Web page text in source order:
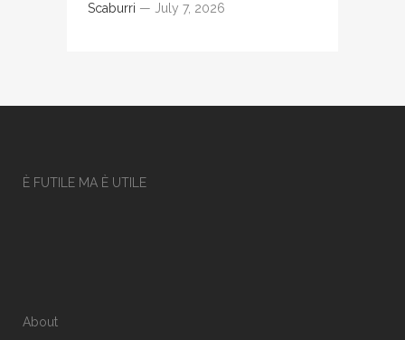
Scaburri — July 7, 2026
È FUTILE MA È UTILE
About